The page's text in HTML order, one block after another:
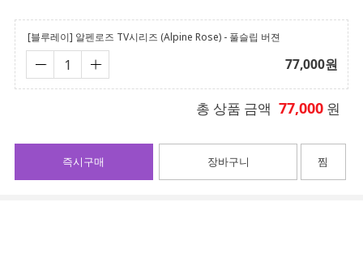
[블루레이] 알펜로즈 TV시리즈 (Alpine Rose) - 풀슬립 버젼
77,000원
총 상품 금액 77,000 원
장바구니
즉시구매 찜